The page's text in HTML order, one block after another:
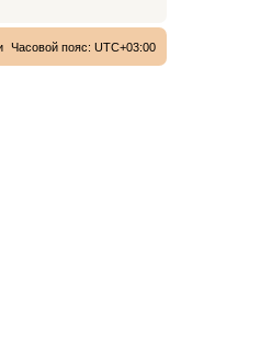
Часовой пояс: UTC+03:00